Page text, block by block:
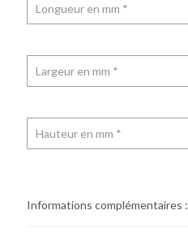
Informations complémentaires :